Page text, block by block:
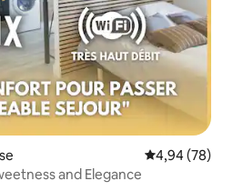
Просечна
4,94 (78)
and Elegance